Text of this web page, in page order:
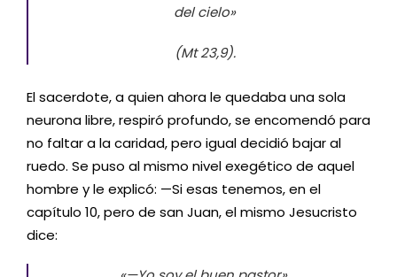
del cielo»
(Mt 23,9).
El sacerdote, a quien ahora le quedaba una sola
neurona libre, respiró profundo, se encomendó para
no faltar a la caridad, pero igual decidió bajar al
ruedo. Se puso al mismo nivel exegético de aquel
hombre y le explicó: —Si esas tenemos, en el
capítulo 10, pero de san Juan, el mismo Jesucristo
dice: